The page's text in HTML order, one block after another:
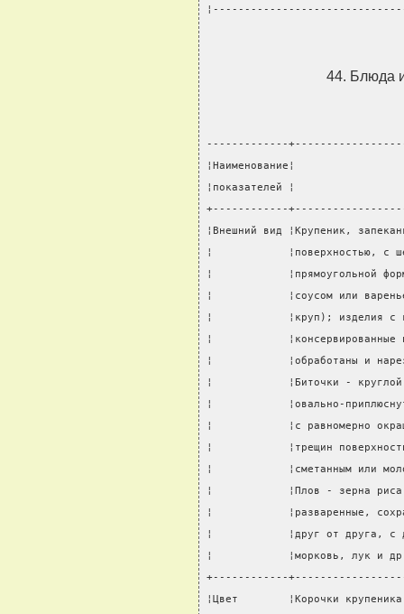
44. Блюда
-------------
¦Наименование¦
¦показателей ¦
+------------
¦Внешний вид ¦Крупеник,
¦            ¦поверхностью, с
¦            ¦прямоугольной
¦            ¦соусом или
¦            ¦круп); изделия с
¦            ¦консервированные
¦            ¦обработаны и
¦            ¦Биточки - круглой
¦            ¦овально-
¦            ¦с равномерно
¦            ¦трещин
¦            ¦сметанным
¦            ¦Плов - зерна риса
¦            ¦разваренные,
¦            ¦друг от друга, с
¦            ¦морковь,
+------------
¦Цвет        ¦Корочки